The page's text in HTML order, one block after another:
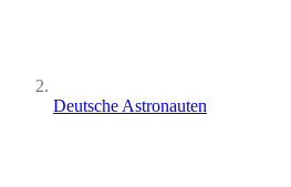
Deutsche Astronauten